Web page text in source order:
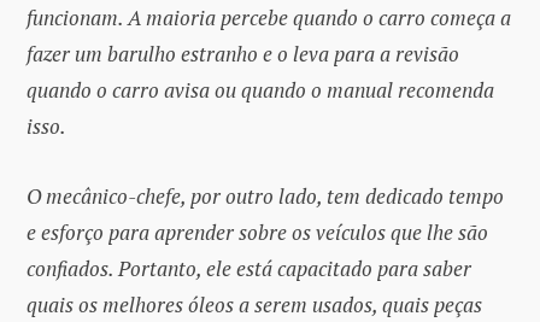
funcionam. A maioria percebe quando o carro começa a
fazer um barulho estranho e o leva para a revisão
quando o carro avisa ou quando o manual recomenda
isso.
O mecânico-chefe, por outro lado, tem dedicado tempo
e esforço para aprender sobre os veículos que lhe são
confiados. Portanto, ele está capacitado para saber
quais os melhores óleos a serem usados, quais peças